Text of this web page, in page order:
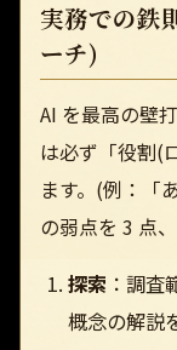
実務での鉄
ーチ)
AI を最高の壁
は必ず「役割(
ます。(例：「
の弱点を 3 点
探索 ：調
概念の解説